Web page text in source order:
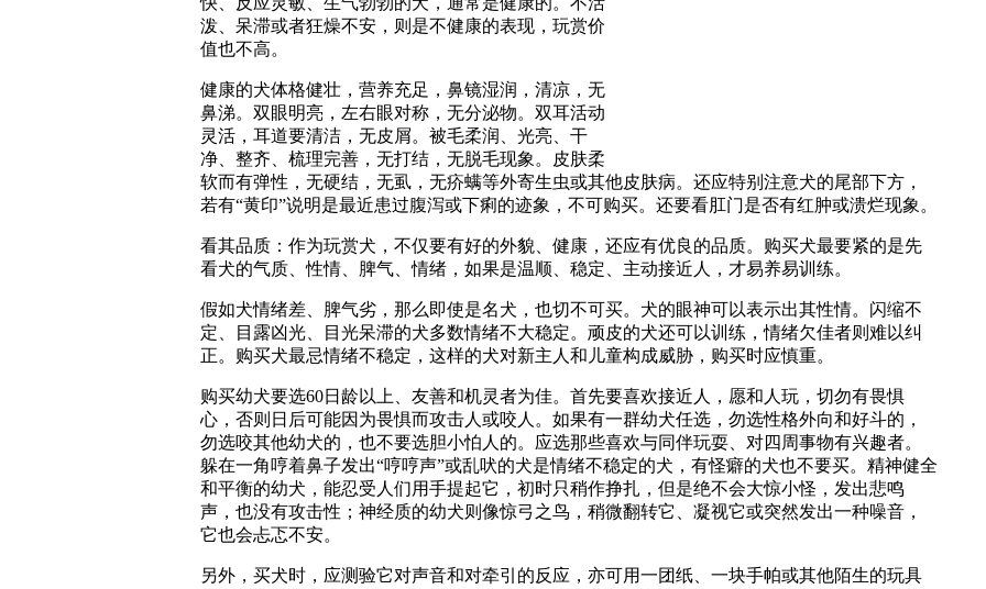
泼、呆滞或者狂燥不安，则是不健康的表现，玩赏价
值也不高。
健康的犬体格健壮，营养充足，鼻镜湿润，清凉，无
鼻涕。双眼明亮，左右眼对称，无分泌物。双耳活动
灵活，耳道要清洁，无皮屑。被毛柔润、光亮、干
净、整齐、梳理完善，无打结，无脱毛现象。皮肤柔
软而有弹性，无硬结，无虱，无疥螨等外寄生虫或其他皮肤病。还应特别注意犬的尾部下方，
若有“黄印”说明是最近患过腹泻或下痢的迹象，不可购买。还要看肛门是否有红肿或溃烂现象。
看其品质：作为玩赏犬，不仅要有好的外貌、健康，还应有优良的品质。购买犬最要紧的是先
看犬的气质、性情、脾气、情绪，如果是温顺、稳定、主动接近人，才易养易训练。
假如犬情绪差、脾气劣，那么即使是名犬，也切不可买。犬的眼神可以表示出其性情。闪缩不
定、目露凶光、目光呆滞的犬多数情绪不大稳定。顽皮的犬还可以训练，情绪欠佳者则难以纠
正。购买犬最忌情绪不稳定，这样的犬对新主人和儿童构成威胁，购买时应慎重。
购买幼犬要选60日龄以上、友善和机灵者为佳。首先要喜欢接近人，愿和人玩，切勿有畏惧
心，否则日后可能因为畏惧而攻击人或咬人。如果有一群幼犬任选，勿选性格外向和好斗的，
勿选咬其他幼犬的，也不要选胆小怕人的。应选那些喜欢与同伴玩耍、对四周事物有兴趣者。
躲在一角哼着鼻子发出“哼哼声”或乱吠的犬是情绪不稳定的犬，有怪癖的犬也不要买。精神健全
和平衡的幼犬，能忍受人们用手提起它，初时只稍作挣扎，但是绝不会大惊小怪，发出悲鸣
声，也没有攻击性；神经质的幼犬则像惊弓之鸟，稍微翻转它、凝视它或突然发出一种噪音，
它也会忐忑不安。
另外，买犬时，应测验它对声音和对牵引的反应，亦可用一团纸、一块手帕或其他陌生的玩具